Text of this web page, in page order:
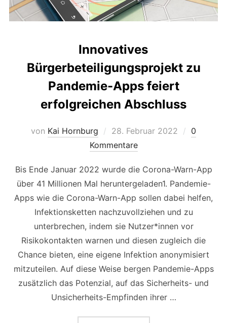
Innovatives
Bürgerbeteiligungsprojekt zu
Pandemie-Apps feiert
erfolgreichen Abschluss
von Kai Hornburg
Veröffentlicht
am
28. Februar 2022
0
Kommentare
Bis Ende Januar 2022 wurde die Corona-Warn-App
über 41 Millionen Mal heruntergeladen1. Pandemie-
Apps wie die Corona-Warn-App sollen dabei helfen,
Infektionsketten nachzuvollziehen und zu
unterbrechen, indem sie Nutzer*innen vor
Risikokontakten warnen und diesen zugleich die
Chance bieten, eine eigene Infektion anonymisiert
mitzuteilen. Auf diese Weise bergen Pandemie-Apps
zusätzlich das Potenzial, auf das Sicherheits- und
Unsicherheits-Empfinden ihrer …